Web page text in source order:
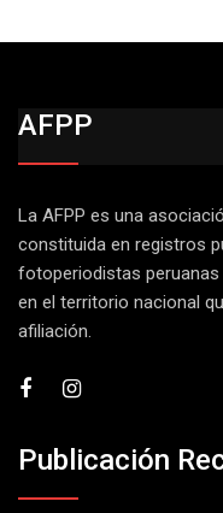
AFPP
La AFPP es una
constituida en registros
fotoperiodistas
en el territorio nacional
afiliación.
Publicación